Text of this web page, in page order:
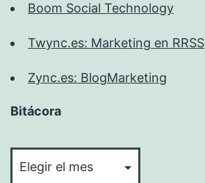
Boom Social Technology
Twync.es: Marketing en RRSS
Zync.es: BlogMarketing
Bitácora